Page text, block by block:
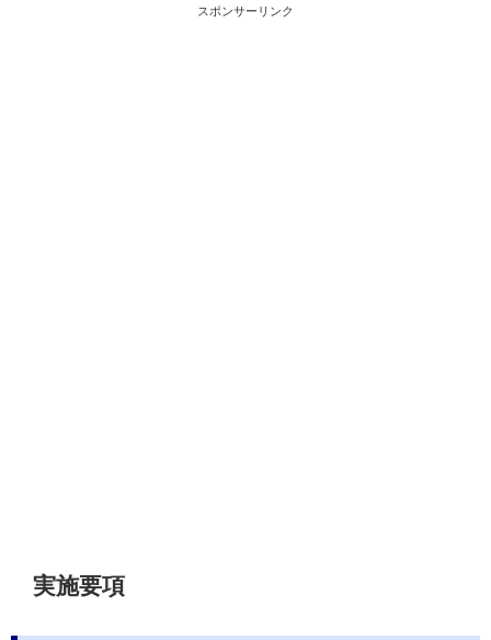
スポンサーリンク
実施要項